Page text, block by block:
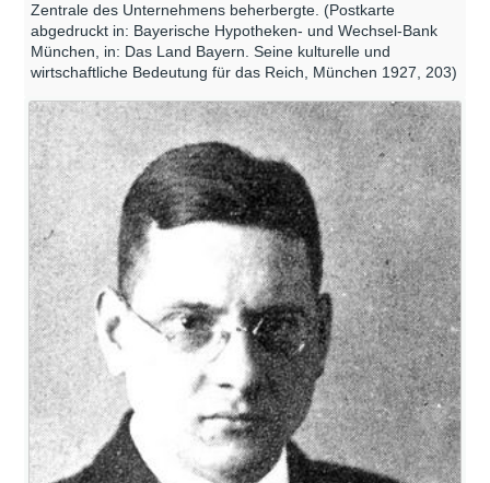
Zentrale des Unternehmens beherbergte. (Postkarte
abgedruckt in: Bayerische Hypotheken- und Wechsel-Bank
München, in: Das Land Bayern. Seine kulturelle und
wirtschaftliche Bedeutung für das Reich, München 1927, 203)